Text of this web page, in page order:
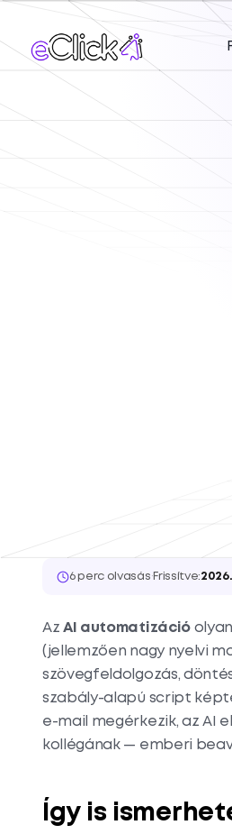
6 perc olvasás·Frissítve:
AzAI automatizáció
(jellemzően nagy nyelvi
szövegfeldolgozás,
szabály-alapú script
e-mail megérkezik, az AI
kollégának — emberi
Így is